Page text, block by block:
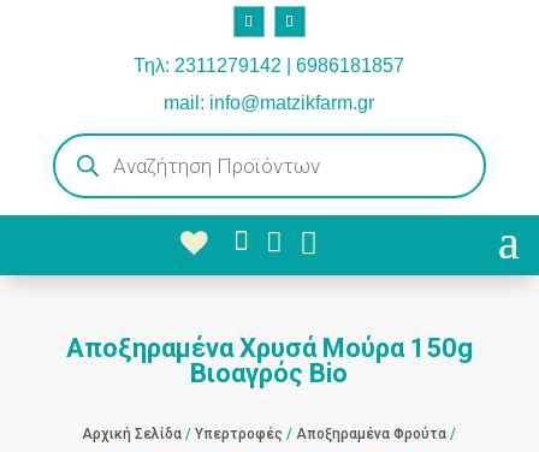
Τηλ: 2311279142 | 6986181857
mail: info@matzikfarm.gr
Products
search
  
Αποξηραμένα Χρυσά Μούρα 150g
Βιοαγρός Bio
Αρχική Σελίδα /Υπερτροφές /Αποξηραμένα Φρούτα /